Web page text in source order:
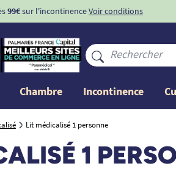
" pourla 1ère commande d'incontinence
Chambre Incontinence
Lit médicalisé 1 personne
1